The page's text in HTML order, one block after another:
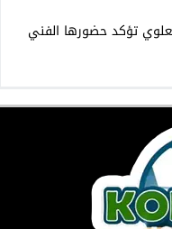
تؤكد حضورها الفني